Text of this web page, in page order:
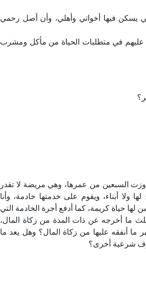
يسكن فيها أخواتي وأهلي، وأن أصل رحمي
عليهم في متطلبات الحياة من مأكل ومشرب
السبعين من عمرها، وهي مريضة لا تقدر
ولا أبناء، ويقوم على خدمتها خادمة، وأنا
لها حياة كريمة، كما أدفع أجرة الخادمة التي
ما أخرجه عن ذات المدة من زكاة المال،
ما أنفقه عليها من زكاة المال؟ وهل يعد ما
شرعية أخرى؟